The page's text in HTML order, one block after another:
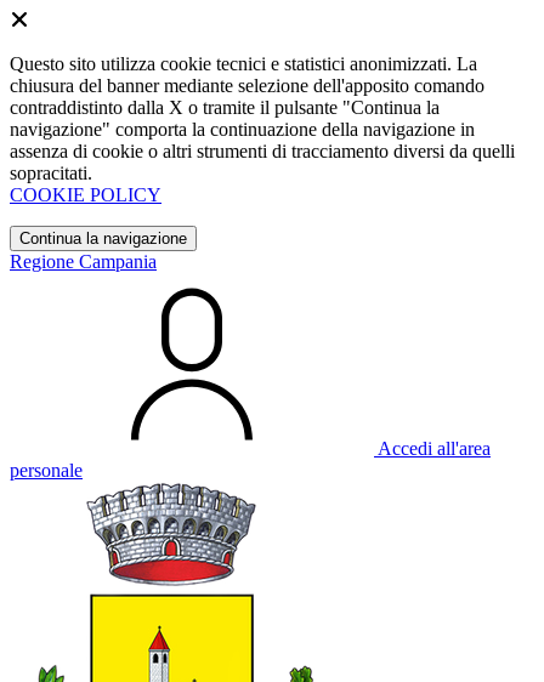
Questo sito utilizza cookie tecnici e statistici anonimizzati. La
chiusura del banner mediante selezione dell'apposito comando
contraddistinto dalla X o tramite il pulsante "Continua la
navigazione" comporta la continuazione della navigazione in
assenza di cookie o altri strumenti di tracciamento diversi da quelli
sopracitati.
COOKIE POLICY
Continua la navigazione
Regione Campania
Accedi all'area
personale